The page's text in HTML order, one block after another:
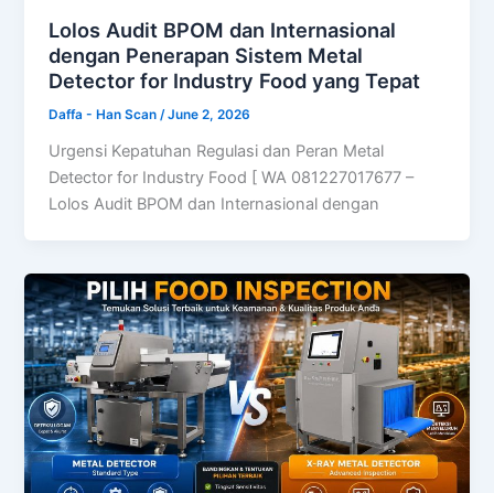
Lolos Audit BPOM dan Internasional
dengan Penerapan Sistem Metal
Detector for Industry Food yang Tepat
Daffa - Han Scan /June 2, 2026
Urgensi Kepatuhan Regulasi dan Peran Metal
Detector for Industry Food [ WA 081227017677 –
Lolos Audit BPOM dan Internasional dengan